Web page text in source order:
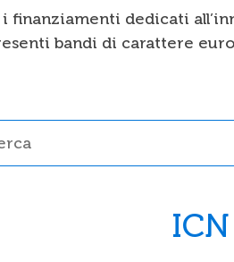
finanziamenti dedicati
bandi di carattere
ICN